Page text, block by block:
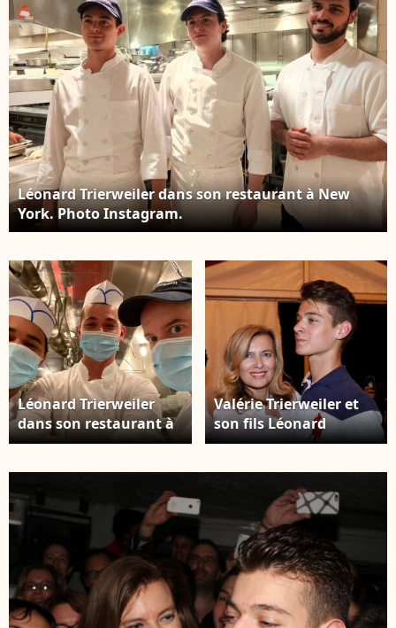
Léonard Trierweiler dans son restaurant à New
York. Photo Instagram.
Léonard Trierweiler
dans son restaurant à
New York. Photo
Valérie Trierweiler et
son fils Léonard
dansent lors de